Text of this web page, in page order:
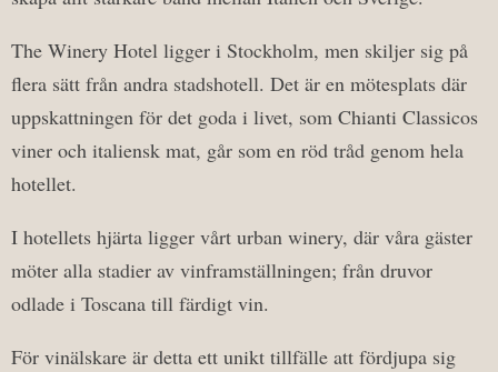
The Winery Hotel ligger i Stockholm, men skiljer sig på
flera sätt från andra stadshotell. Det är en mötesplats där
uppskattningen för det goda i livet, som Chianti Classicos
viner och italiensk mat, går som en röd tråd genom hela
hotellet.
I hotellets hjärta ligger vårt urban winery, där våra gäster
möter alla stadier av vinframställningen; från druvor
odlade i Toscana till färdigt vin.
För vinälskare är detta ett unikt tillfälle att fördjupa sig